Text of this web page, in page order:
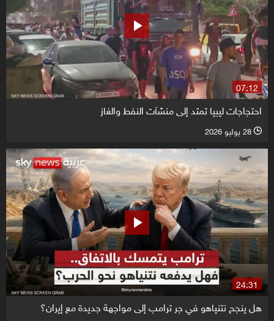
07:12
احتجاجات ليبيا تمتد إلى منشآت النفط والغاز
l 28 يوليو 2026
24:31
هل ينجح نتنياهو في جر ترامب إلى مواجهة جديدة مع إيران؟